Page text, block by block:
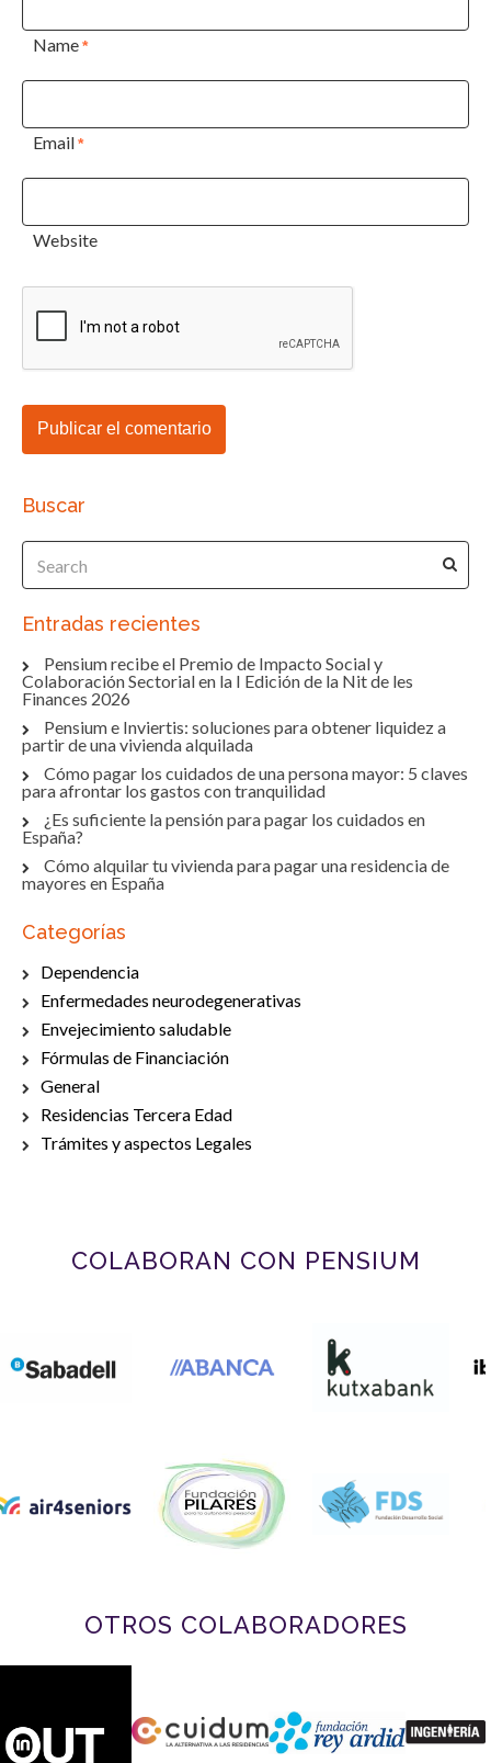
Name*
Email*
Website
Buscar
Entradas recientes
Pensium recibe el Premio de Impacto Social y
Colaboración Sectorial en la I Edición de la Nit de les
Finances 2026
Pensium e Inviertis: soluciones para obtener liquidez a
partir de una vivienda alquilada
Cómo pagar los cuidados de una persona mayor: 5 claves
para afrontar los gastos con tranquilidad
¿Es suficiente la pensión para pagar los cuidados en
España?
Cómo alquilar tu vivienda para pagar una residencia de
mayores en España
Categorías
Dependencia
Enfermedades neurodegenerativas
Envejecimiento saludable
Fórmulas de Financiación
General
Residencias Tercera Edad
Trámites y aspectos Legales
COLABORAN CON PENSIUM
OTROS COLABORADORES